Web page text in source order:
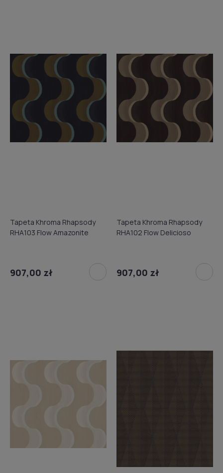
Tapeta Khroma Rhapsody
RHA103 Flow Amazonite
907,00 zł
Tapeta Khroma Rhapsody
RHA102 Flow Delicioso
907,00 zł